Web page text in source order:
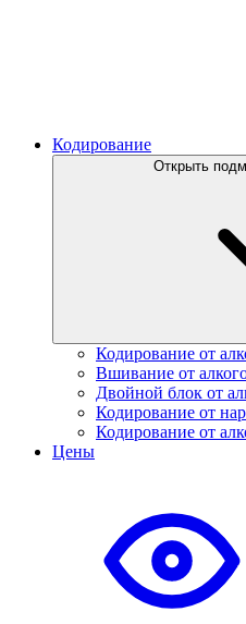
Кодирование
Открыть
Кодирование от
Вшивание от
Двойной блок от
Кодирование от
Кодирование от
Цены